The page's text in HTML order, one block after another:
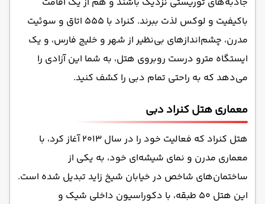
باکیفیت و لوکس لذت ببرند. کنراد با ۵۵۵ اتاق و سوئیت
مدرن، چشم‌اندازهای بی‌نظیر از شهر و خلیج فارس، و یک
ایستگاه مترو درست روبروی هتل، به شما این آزادی را
می‌دهد که به راحتی تمام دبی را کشف کنید.
معماری هتل کنراد دبی
هتل کنراد که فعالیت خود را در سال ۲۰۱۳ آغاز کرد، با
معماری مدرن و نمای شیشه‌ای خود، به یکی از
ساختمان‌های شاخص در خیابان شیخ زاید تبدیل شده است.
این هتل ۵۰ طبقه، با دکوراسیون داخلی شیک و